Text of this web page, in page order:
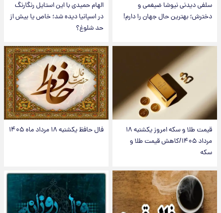
سلفی دیدنی نیوشا ضیغمی و
دخترش؛ بهترین حال جهان را دارم!
الهام حمیدی با این استایل رنگارنگ
در اسپانیا دیده شد؛ خاص یا بیش از
حد شلوغ؟
قیمت طلا و سکه امروز یکشنبه ۱۸
مرداد ۱۴۰۵/کاهش قیمت طلا و
سکه
فال حافظ یکشنبه ۱۸ مرداد ماه ۱۴۰۵